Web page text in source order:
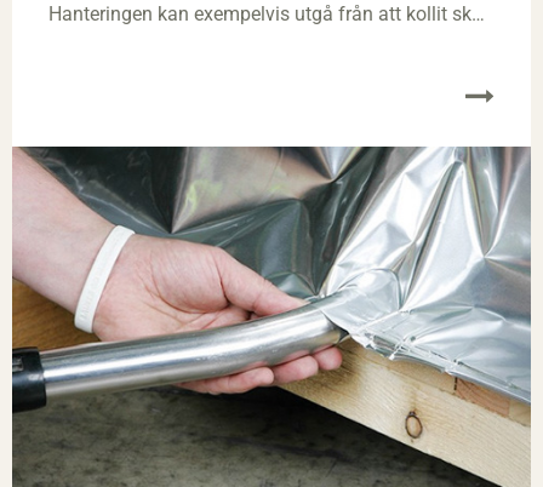
Hanteringen kan exempelvis utgå från att kollit ska